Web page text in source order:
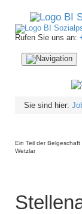
Rufen Sie uns an:
Navigation
ein-/ausblenden
Sie sind hier:
Ein Teil der
Wetzlar